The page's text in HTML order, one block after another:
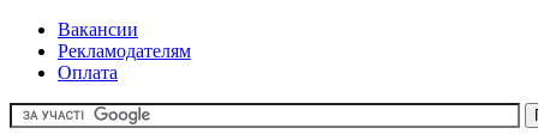
Вакансии
Рекламодателям
Оплата